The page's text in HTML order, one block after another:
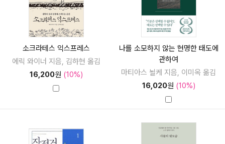
소크라테스 익스프레스
에릭 와이너 지음, 김하현 옮김
16,200원 (10%)
나를 소모하지 않는 현명한 태도에
관하여
마티아스 뇔케 지음, 이미옥 옮김
16,020원 (10%)